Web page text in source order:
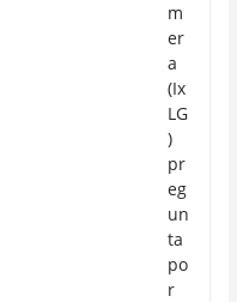
m
er
a
(Ix
LG
)
pr
eg
un
ta
po
r